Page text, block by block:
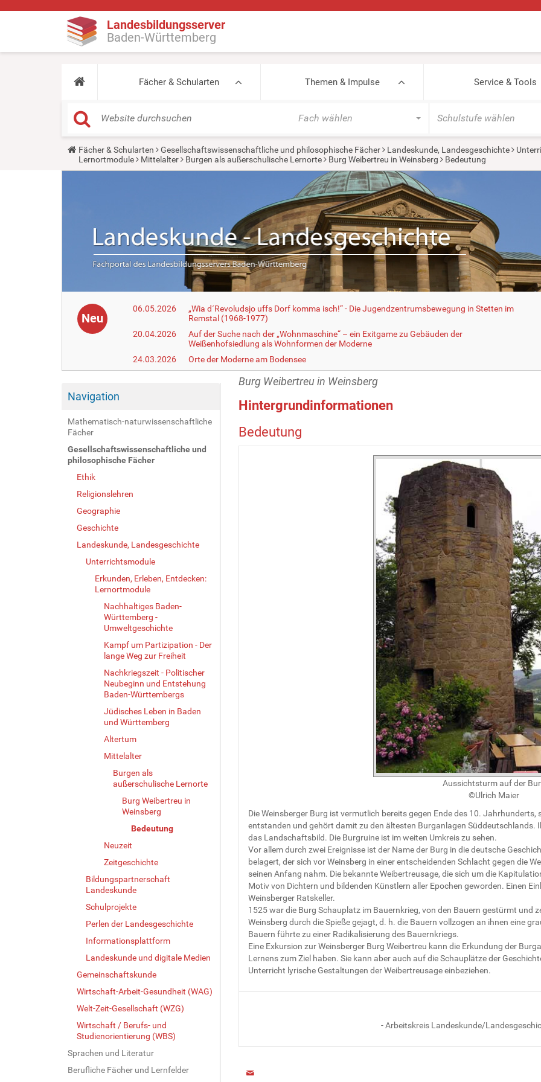
Landesbildungsserver
Baden-Württemberg
Fächer & Schularten Themen & Impulse Service & Tools
Fach wählen Schulstufe wählen
Y
u
Fächer & Schularten Gesellschaftswissenschaftliche und philosophische Fächer Landeskunde, Landesgeschichte
Lernortmodule
Mittelalter Burgen als außerschulische Lernorte Burg Weibertreu in Weinsberg Bedeutung
Neu
06.05.2026
„Wia d´Revoludsjo uffs Dorf komma isch!“ - Die Jugendzentrumsbewegung in Stetten im
Remstal (1968-1977)
20.04.2026
Auf der Suche nach der „Wohnmaschine“ – ein Exitgame zu Gebäuden der
Weißenhofsiedlung als Wohnformen der Moderne
24.03.2026
Orte der Moderne am Bodensee
Navigation
Mathematisch-naturwissenschaftliche
Fächer
Gesellschaftswissenschaftliche und
philosophische Fächer
Ethik
Religionslehren
Geographie
Geschichte
Landeskunde, Landesgeschichte
Unterrichtsmodule
Erkunden, Erleben, Entdecken:
Lernortmodule
Nachhaltiges Baden-
Württemberg -
Umweltgeschichte
Kampf um Partizipation - Der
lange Weg zur Freiheit
Nachkriegszeit - Politischer
Neubeginn und Entstehung
Baden-Württembergs
Jüdisches Leben in Baden
und Württemberg
Altertum
Mittelalter
Burgen als
außerschulische Lernorte
Burg Weibertreu in
Weinsberg
Bedeutung
Neuzeit
Zeitgeschichte
Bildungspartnerschaft
Landeskunde
Schulprojekte
Perlen der Landesgeschichte
Informationsplattform
Landeskunde und digitale Medien
Gemeinschaftskunde
Wirtschaft-Arbeit-Gesundheit (WAG)
Welt-Zeit-Gesellschaft (WZG)
Wirtschaft / Berufs- und
Studienorientierung (WBS)
Sprachen und Literatur
Berufliche Fächer und Lernfelder
Burg Weibertreu in Weinsberg
Hintergrundinformationen
Bedeutung
Aussichtsturm auf der
©Ulrich Maier
Die Weinsberger Burg ist vermutlich bereits gegen Ende des 10.
entstanden und gehört damit zu den ältesten Burganlagen Süddeutschlands.
das Landschaftsbild. Die Burgruine ist im weiten Umkreis zu sehen.
Vor allem durch zwei Ereignisse ist der Name der Burg in die deutsche
belagert, der sich vor Weinsberg in einer entscheidenden Schlacht gegen die
seinen Anfang nahm. Die bekannte Weibertreusage, die sich um die
Motiv von Dichtern und bildenden Künstlern aller Epochen geworden. Einen
Weinsberger Ratskeller.
1525 war die Burg Schauplatz im Bauernkrieg, von den Bauern gestürmt und
Weinsberg durch die Spieße gejagt, d. h. die Bauern vollzogen an ihnen eine
Bauern führte zu einer Radikalisierung des Bauernkriegs.
Eine Exkursion zur Weinsberger Burg Weibertreu kann die Erkundung der
Lernens zum Ziel haben. Sie kann aber auch auf die Schauplätze der
Unterricht lyrische Gestaltungen der Weibertreusage einbeziehen.
- Arbeitskreis Landeskunde/